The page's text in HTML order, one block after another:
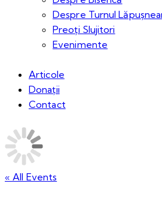
Despre Turnul
Preoți Slujitori
Evenimente
Articole
Donații
Contact
« All Events